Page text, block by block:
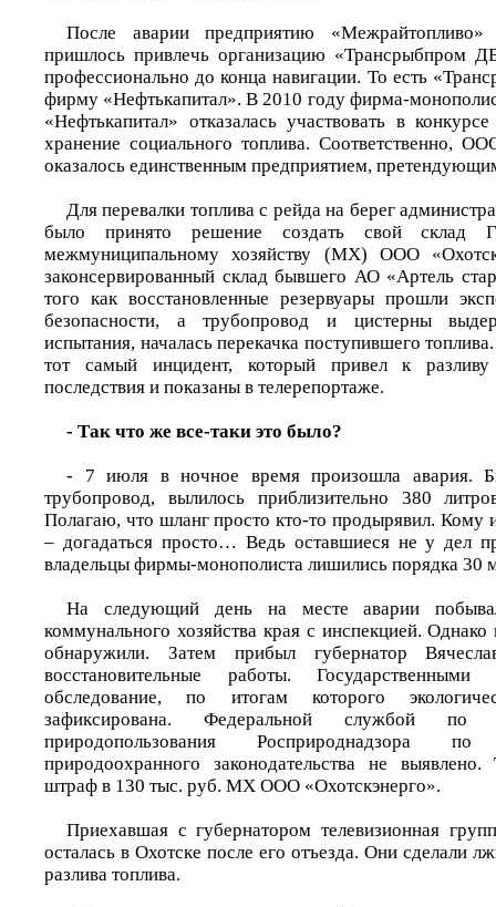
После аварии предприятию «Межрайтопливо»
пришлось привлечь организацию «Трансрыбпром
профессионально до конца навигации. То есть
фирму «Нефтькапитал». В 2010 году фирма-
«Нефтькапитал» отказалась участвовать в
хранение социального топлива. Соответственно,
оказалось единственным предприятием,
Для перевалки топлива с рейда на берег
было принято решение создать свой
межмуниципальному хозяйству (МХ) ООО
законсервированный склад бывшего АО «Артель
того как восстановленные резервуары прошли
безопасности, а трубопровод и цистерны
испытания, началась перекачка поступившего
тот самый инцидент, который привел к разливу
последствия и показаны в телерепортаже.
- Так что же все-таки это было?
- 7 июля в ночное время произошла авария.
трубопровод, вылилось приблизительно 380
Полагаю, что шланг просто кто-то продырявил. Кому
– догадаться просто… Ведь оставшиеся не у дел
владельцы фирмы-монополиста лишились порядка 30
На следующий день на месте аварии
коммунального хозяйства края с инспекцией.
обнаружили. Затем прибыл губернатор
восстановительные работы.
обследование, по итогам которого
зафиксирована. Федеральной службой
природопользования Росприроднадзора
природоохранного законодательства не
штраф в 130 тыс. руб. МХ ООО «Охотскэнерго».
Приехавшая с губернатором телевизионная
осталась в Охотске после его отъезда. Они сделали
разлива топлива.